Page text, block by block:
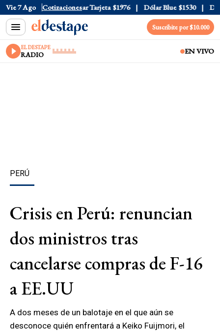
Vie 7 Ago Cotizaciones
Oficial $1520 Dólar Tarjeta $1976 Dólar Blue $1530 Dólar
Suscribite por $10.000
EL DESTAPE
RADIO EN VIVO
PERÚ
Crisis en Perú: renuncian
dos ministros tras
cancelarse compras de F-16
a EE.UU
A dos meses de un balotaje en el que aún se
desconoce quién enfrentará a Keiko Fuijmori, el